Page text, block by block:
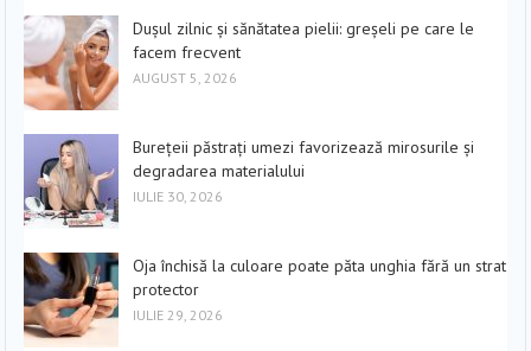
Dușul zilnic și sănătatea pielii: greșeli pe care le
facem frecvent
AUGUST 5, 2026
Burețeii păstrați umezi favorizează mirosurile și
degradarea materialului
IULIE 30, 2026
Oja închisă la culoare poate păta unghia fără un strat
protector
IULIE 29, 2026